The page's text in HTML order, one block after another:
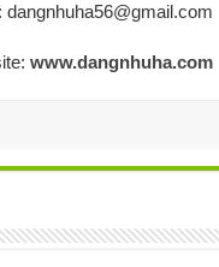
dangnhuha56@gmail.com
www.dangnhuha.com